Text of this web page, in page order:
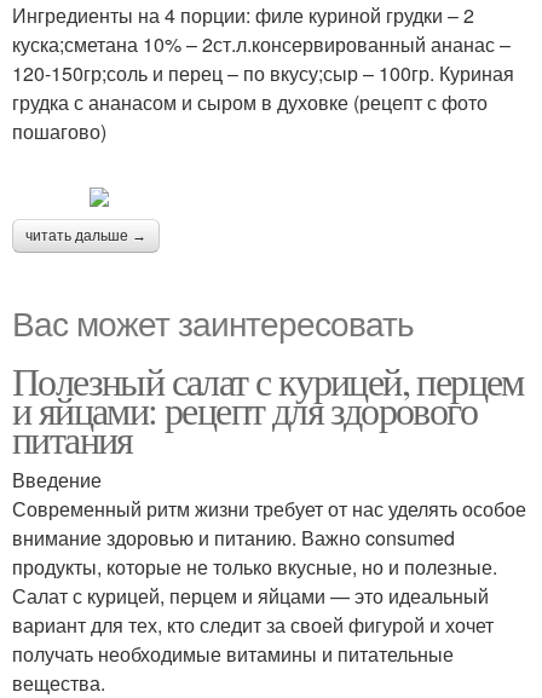
Ингредиенты на 4 порции: филе куриной грудки – 2
куска;сметана 10% – 2ст.л.консервированный ананас –
120-150гр;соль и перец – по вкусу;сыр – 100гр. Куриная
грудка с ананасом и сыром в духовке (рецепт с фото
пошагово)
читать дальше →
Вас может заинтересовать
Полезный салат с курицей, перцем
и яйцами: рецепт для здорового
питания
Введение
Современный ритм жизни требует от нас уделять особое
внимание здоровью и питанию. Важно consumed
продукты, которые не только вкусные, но и полезные.
Салат с курицей, перцем и яйцами — это идеальный
вариант для тех, кто следит за своей фигурой и хочет
получать необходимые витамины и питательные
вещества.